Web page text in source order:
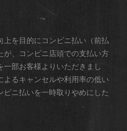
上を目的にコンビニ払い（前払
が、コンビニ店頭での支払い方
一部お客様よりいただきまし
よるキャンセルや利用率の低い
ビニ払いを一時取りやめにした